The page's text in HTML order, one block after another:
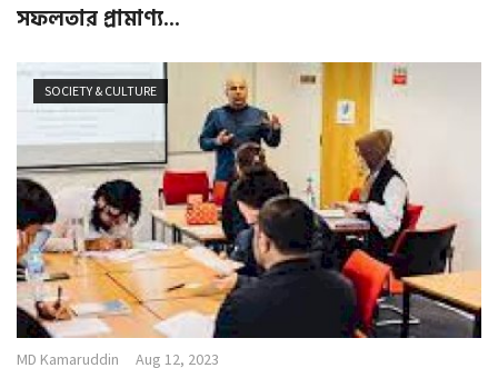
সফলতার প্রামাণ্য...
SOCIETY & CULTURE
MD Kamaruddin Aug 12, 2023